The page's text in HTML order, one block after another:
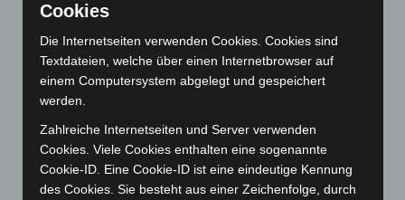
Juli 2026(73)
Juni 2026(139)
Mai 2026(99)
April 2026
März 2026(115)
Februar 2026(109)
Januar 2026(122)
Cookies
Die Internetseiten verwenden Cookies. Cookies sind
Textdateien, welche über einen Internetbrowser auf
einem Computersystem abgelegt und gespeichert
werden.
Zahlreiche Internetseiten und Server verwenden
Cookies. Viele Cookies enthalten eine sogenannte
Cookie-ID. Eine Cookie-ID ist eine eindeutige Kennung
des Cookies. Sie besteht aus einer Zeichenfolge, durch